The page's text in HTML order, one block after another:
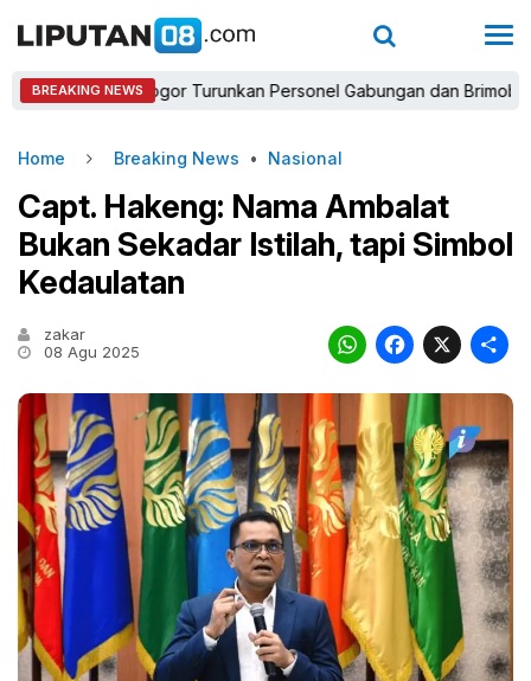
BREAKING NEWS
Bogor Turunkan Personel Gabungan dan Brimob,
Home Breaking News • Nasional
Capt. Hakeng: Nama Ambalat
Bukan Sekadar Istilah, tapi Simbol
Kedaulatan
zakar
08 Agu 2025
X